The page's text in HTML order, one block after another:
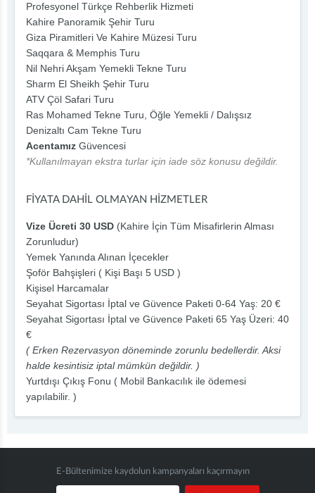
Profesyonel Türkçe Rehberlik Hizmeti
Kahire Panoramik Şehir Turu
Giza Piramitleri Ve Kahire Müzesi Turu
Saqqara & Memphis Turu
Nil Nehri Akşam Yemekli Tekne Turu
Sharm El Sheikh Şehir Turu
ATV Çöl Safari Turu
Ras Mohamed Tekne Turu, Öğle Yemekli / Dalışsız
Denizaltı Cam Tekne Turu
Acentamız Güvencesi
*Kullanılmayan ekstra turlar için iade söz konusu değildir.
FİYATA DAHİL OLMAYAN HİZMETLER
Vize Ücreti 30 USD (Kahire İçin Tüm Misafirlerin Alması
Zorunludur)
Yemek Yanında Alınan İçecekler
Şoför Bahşişleri ( Kişi Başı 5 USD )
Kişisel Harcamalar
Seyahat Sigortası İptal ve Güvence Paketi 0-64 Yaş: 20 €
Seyahat Sigortası İptal ve Güvence Paketi 65 Yaş Üzeri: 40
€
( Erken Rezervasyon döneminde zorunlu bedellerdir. Aksi
halde kesintisiz iptal mümkün değildir. )
Yurtdışı Çıkış Fonu ( Mobil Bankacılık ile ödemesi
yapılabilir. )
E-Bültenimize kaydolun kampanyaları kaçırmayın